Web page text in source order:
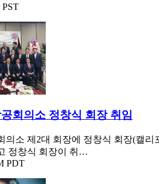
PST
회의소 정창식 회장 취임
의소 제2대 회장에 정창식 회장(캘
정창식 회장이 취…
PDT